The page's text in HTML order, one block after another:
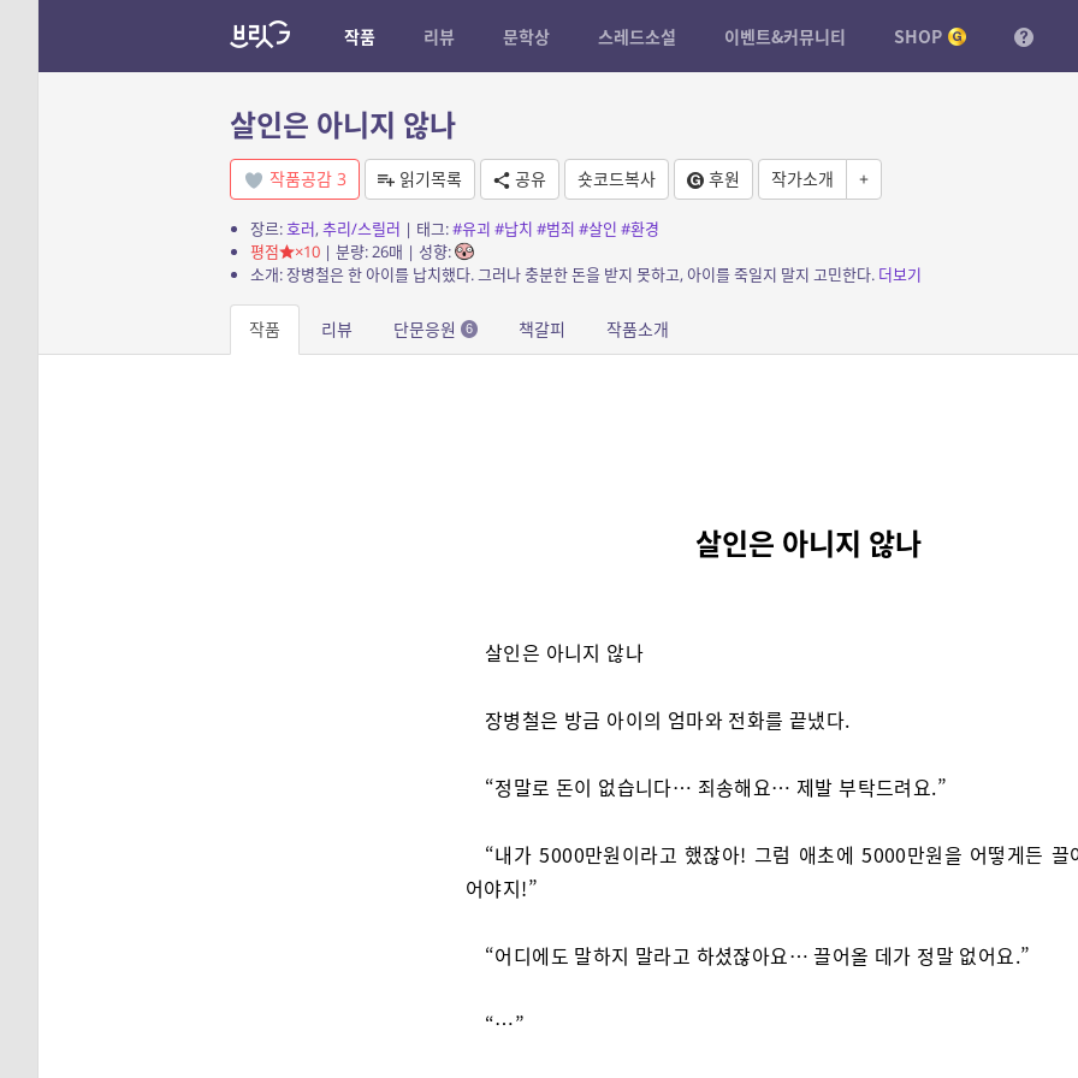
작품 리뷰 문학상 스레드소설 이벤트&커뮤니티 SHOP
살인은 아니지 않나
작품공감 3 읽기목록 공유 숏코드복사 후원 작가소개 +
장르:호러, 추리/스릴러 | 태그:#유괴 #납치 #범죄 #살인 #환경
평점
×10| 분량: 26매 | 성향:
소개: 장병철은 한 아이를 납치했다. 그러나 충분한 돈을 받지 못하고, 아이를 죽일지 말지 고민한다. 더보기
작품 리뷰 단문응원 6 책갈피 작품소개
살인은 아니지 않나
살인은 아니지 않나
장병철은 방금 아이의 엄마와 전화를 끝냈다.
“정말로 돈이 없습니다… 죄송해요… 제발 부탁드려요.”
“내가 5000만원이라고 했잖아! 그럼 애초에 5000만원을 어떻게든 끌
어야지!”
“어디에도 말하지 말라고 하셨잖아요… 끌어올 데가 정말 없어요.”
“…”